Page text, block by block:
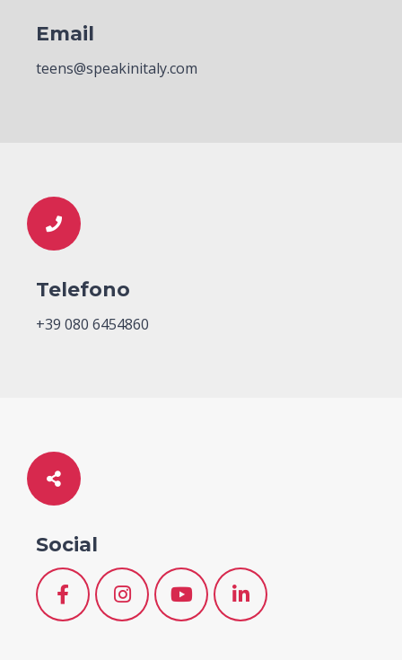
Email
teens@speakinitaly.com
Telefono
+39 080 6454860
Social